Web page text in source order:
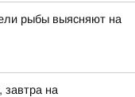
рыбы выясняют на
завтра на